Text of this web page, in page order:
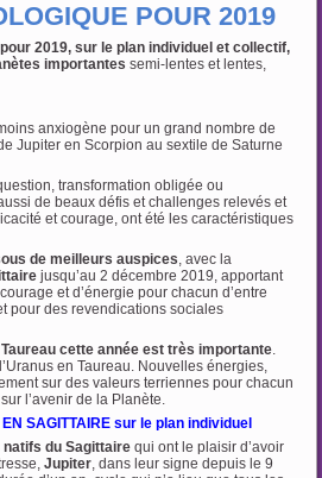
POUR 2019
2019, sur le plan individuel et collectif,
importantessemi-lentes et lentes,
anxiogène pour un grand nombre de
Jupiter en Scorpion au sextile de Saturne
transformation obligée ou
de beaux défis et challenges relevés et
et courage, ont été les caractéristiques
de meilleurs auspices, avec la
jusqu’au 2 décembre 2019, apportant
et d’énergie pour chacun d’entre
pour des revendications sociales
Taureau cette année est très importante.
en Taureau. Nouvelles énergies,
sur des valeurs terriennes pour chacun
l’avenir de la Planète.
SAGITTAIRE sur le plan individuel
natifs du Sagittairequi ont le plaisir d’avoir
Jupiter, dans leur signe depuis le 9